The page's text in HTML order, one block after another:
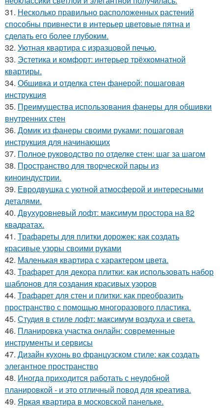
31. Несколько правильно расположенных растений
способны привнести в интерьер цветовые пятна и
сделать его более глубоким.
32. Уютная квартира с изразцовой печью.
33. Эстетика и комфорт: интерьер трёхкомнатной
квартиры.
34. Обшивка и отделка стен фанерой: пошаговая
инструкция
35. Преимущества использования фанеры для обшивки
внутренних стен
36. Домик из фанеры своими руками: пошаговая
инструкция для начинающих
37. Полное руководство по отделке стен: шаг за шагом
38. Пространство для творческой пары из
киноиндустрии.
39. Евродвушка с уютной атмосферой и интересными
деталями.
40. Двухуровневый лофт: максимум простора на 82
квадратах.
41. Трафареты для плитки дорожек: как создать
красивые узоры своими руками
42. Маленькая квартира с характером цвета.
43. Трафарет для декора плитки: как использовать набор
шаблонов для создания красивых узоров
44. Трафарет для стен и плитки: как преобразить
пространство с помощью многоразового пластика.
45. Студия в стиле лофт: максимум воздуха и света.
46. Планировка участка онлайн: современные
инструменты и сервисы
47. Дизайн кухонь во французском стиле: как создать
элегантное пространство
48. Иногда приходится работать с неудобной
планировкой - и это отличный повод для креатива.
49. Яркая квартира в московской панельке.